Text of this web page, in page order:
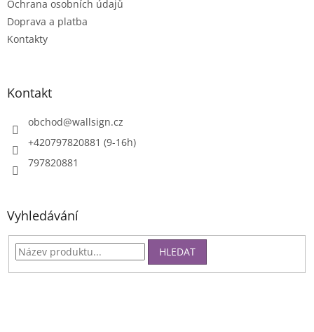
Ochrana osobních údajů
Doprava a platba
Kontakty
Kontakt
obchod@wallsign.cz
+420797820881 (9-16h)
797820881
Vyhledávání
HLEDAT